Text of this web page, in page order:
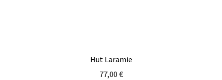
Hut Laramie
77,00 €